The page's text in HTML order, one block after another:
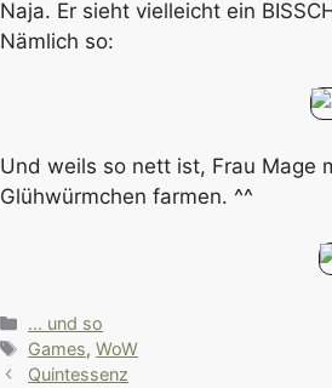
Naja. Er sieht vielleicht ein
Nämlich so:
Und weils so nett ist, Frau Mage
Glühwürmchen farmen. ^^
Kategorien
... und so
Schlagwörter
Games,WoW
Quintessenz